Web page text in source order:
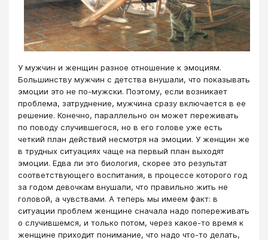
У мужчин и женщин разное отношение к эмоциям.
Большинству мужчин с детства внушали, что показывать
эмоции это не по-мужски. Поэтому, если возникает
проблема, затруднение, мужчина сразу включается в ее
решение. Конечно, параллельно он может переживать
по поводу случившегося, но в его голове уже есть
четкий план действий несмотря на эмоции. У женщин же
в трудных ситуациях чаще на первый план выходят
эмоции. Едва ли это биология, скорее это результат
соответствующего воспитания, в процессе которого год
за годом девочкам внушали, что правильно жить не
головой, а чувствами. А теперь мы имеем факт: в
ситуации проблем женщине сначала надо попереживать
о случившемся, и только потом, через какое-то время к
женщине приходит понимание, что надо что-то делать,